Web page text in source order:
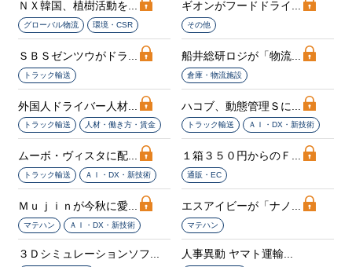
ＮＸ韓国、植樹活動を...
グローバル物流 環境・CSR
ギオンがフードドライ...
その他
ＳＢＳゼンツウがドラ...
トラック輸送
船井総研ロジが「物流...
倉庫・物流施設
外国人ドライバー人材...
トラック輸送 人材・働き方・賃金
ハコブ、動態管理Ｓに...
トラック輸送 ＡＩ・DX・新技術
ムーボ・ヴィスタに配...
トラック輸送 ＡＩ・DX・新技術
１箱３５０円からのＦ...
通販・EC
Ｍｕｊｉｎが今秋に愛...
マテハン ＡＩ・DX・新技術
エスアイビーが「ナノ...
マテハン
３Ｄシミュレーションソフ... 人事異動 ヤマト運輸...